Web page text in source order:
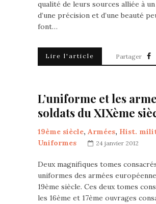
qualité de leurs sources alliée à
d’une précision et d’une beauté
font…
Lire l'article Partager
L’uniforme et les
soldats du XIXème
19ème siècle, Armées, Hist.
Uniformes
24 janvier 2012
Deux magnifiques tomes
uniformes des armées
19ème siècle. Ces deux tomes
les 16ème et 17ème ouvrages